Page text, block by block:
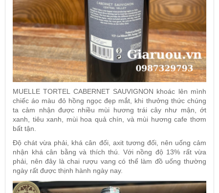
MUELLE TORTEL CABERNET SAUVIGNON khoác lên mình
chiếc áo màu đỏ hồng ngọc đẹp mắt, khi thưởng thức chúng
ta cảm nhận được nhiều mùi hương trái cây như mận, ớt
xanh, tiêu xanh, mùi hoa quả chín, và mùi hương cafe thơm
bất tận.
Độ chát vừa phải, khá cân đối, axit tương đối, nên uống cảm
nhận khá cân bằng và thích thú. Với nồng độ 13% rất vừa
phải, nên đây là chai rượu vang có thể làm đồ uống thường
ngày rất được thịnh hành ngày nay.